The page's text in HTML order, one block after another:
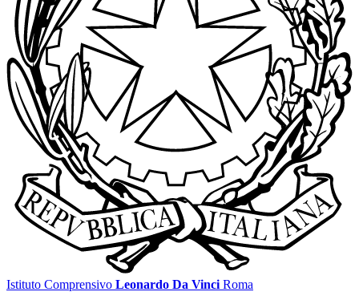
Istituto Comprensivo Leonardo Da Vinci Roma